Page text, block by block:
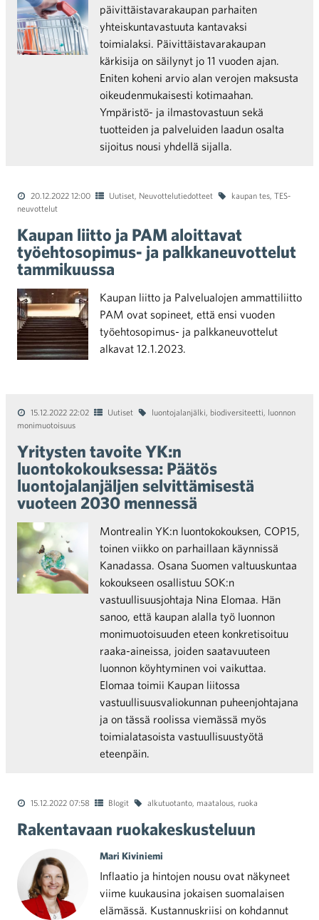
päivittäistavarakaupan parhaiten
yhteiskuntavastuuta kantavaksi
toimialaksi. Päivittäistavarakaupan
kärkisija on säilynyt jo 11 vuoden ajan.
Eniten koheni arvio alan verojen maksusta
oikeudenmukaisesti kotimaahan.
Ympäristö- ja ilmastovastuun sekä
tuotteiden ja palveluiden laadun osalta
sijoitus nousi yhdellä sijalla.
20.12.2022 12:00 Uutiset, Neuvottelutiedotteet kaupan tes, TES-
neuvottelut
Kaupan liitto ja PAM aloittavat
työehtosopimus- ja palkkaneuvottelut
tammikuussa
Kaupan liitto ja Palvelualojen ammattiliitto
PAM ovat sopineet, että ensi vuoden
työehtosopimus- ja palkkaneuvottelut
alkavat 12.1.2023.
15.12.2022 22:02 Uutiset luontojalanjälki, biodiversiteetti, luonnon
monimuotoisuus
Yritysten tavoite YK:n
luontokokouksessa: Päätös
luontojalanjäljen selvittämisestä
vuoteen 2030 mennessä
Montrealin YK:n luontokokouksen, COP15,
toinen viikko on parhaillaan käynnissä
Kanadassa. Osana Suomen valtuuskuntaa
kokoukseen osallistuu SOK:n
vastuullisuusjohtaja Nina Elomaa. Hän
sanoo, että kaupan alalla työ luonnon
monimuotoisuuden eteen konkretisoituu
raaka-aineissa, joiden saatavuuteen
luonnon köyhtyminen voi vaikuttaa.
Elomaa toimii Kaupan liitossa
vastuullisuusvaliokunnan puheenjohtajana
ja on tässä roolissa viemässä myös
toimialatasoista vastuullisuustyötä
eteenpäin.
15.12.2022 07:58 Blogit alkutuotanto, maatalous, ruoka
Rakentavaan ruokakeskusteluun
Mari Kiviniemi
Inflaatio ja hintojen nousu ovat näkyneet
viime kuukausina jokaisen suomalaisen
elämässä. Kustannuskriisi on kohdannut